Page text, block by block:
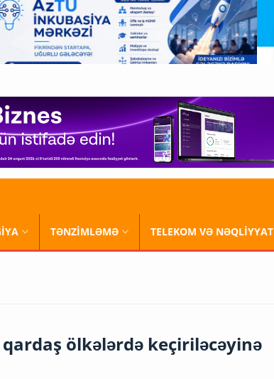
TƏNZİMLƏMƏ TELEKOM VƏ NƏQLİYYAT
ölkələrdə keçiriləcəyinə